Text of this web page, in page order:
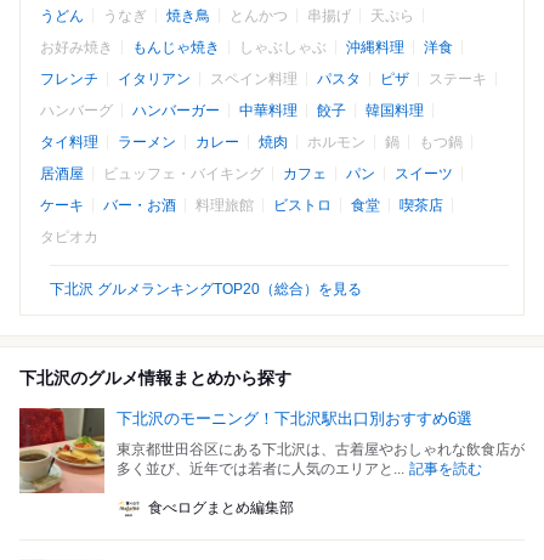
うどん
うなぎ 焼き鳥 とんかつ 串揚げ
天ぷら
お好み焼き
もんじゃ焼き しゃぶしゃぶ 沖縄料理
洋食
フレンチ
イタリアン スペイン料理 パスタ ピザ
ステーキ
ハンバーグ
ハンバーガー 中華料理 餃子
韓国料理
タイ料理
ラーメン カレー 焼肉 ホルモン 鍋
もつ鍋
居酒屋
ビュッフェ・バイキング カフェ パン
スイーツ
ケーキ
バー・お酒 料理旅館 ビストロ 食堂
喫茶店
タピオカ
下北沢 グルメランキングTOP20（総合）を見る
下北沢のグルメ情報まとめから探す
下北沢のモーニング！下北沢駅出口別おすすめ6選
東京都世田谷区にある下北沢は、古着屋やおしゃれな飲食店が
多く並び、近年では若者に人気のエリアと... 記事を読む
食べログまとめ編集部